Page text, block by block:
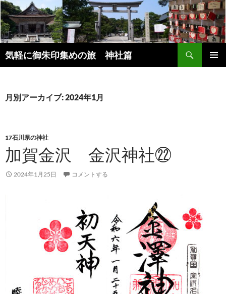
コ
ン
テ
ン
ツ
へ
ッ
気軽に御朱印集めの旅 神社篇
索
月別アーカイブ: 2024年1月
17石川県の神社
加賀金沢 金沢神社㉒
2024年1月25日 コメントする